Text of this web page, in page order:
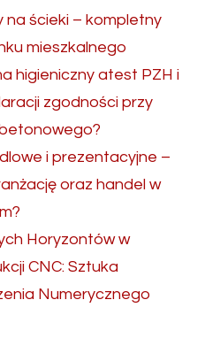
na ścieki – kompletny
mieszkalnego
higieniczny atest PZH i
zgodności przy
i prezentacyjne –
oraz handel w
Horyzontów w
CNC: Sztuka
Numerycznego